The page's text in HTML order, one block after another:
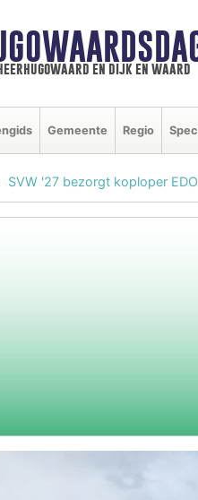
en dijk en waard
Gemeente Regio
SVW '27 bezorgt koploper